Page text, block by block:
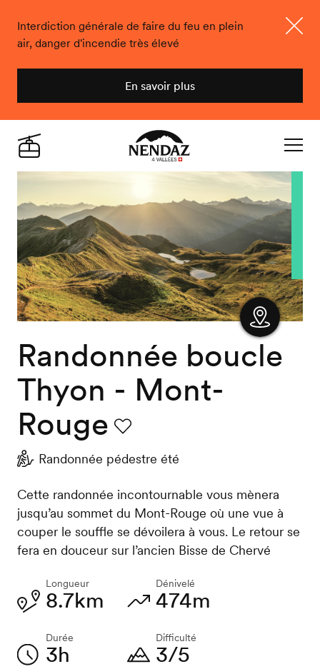
Interdiction générale de faire du feu en plein
air, danger d'incendie très élevé
En savoir plus
Nendaz
Live
Afficher
Randonnée boucle
Thyon - Mont-
Rouge
Randonnée pédestre été
Cette randonnée incontournable vous mènera
jusqu’au sommet du Mont-Rouge où une vue à
couper le souffle se dévoilera à vous. Le retour se
fera en douceur sur l’ancien Bisse de Chervé
Longueur
8.7km
Durée
3h
Dénivelé
474m
Difficulté
3/5